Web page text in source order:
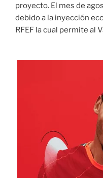
proyecto. El mes de
debido a la inyección
RFEF la cual permite al